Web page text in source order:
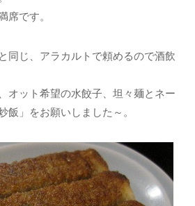
席です。
同じ、アラカルトで頼めるので酒飲
オット希望の水餃子、坦々麺とネー
飯」をお願いしました～。